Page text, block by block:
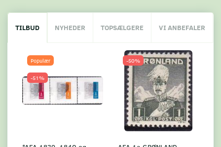
TILBUD NYHEDER TOPSÆLGERE VI ANBEFALER
Populær
-51%
-50%